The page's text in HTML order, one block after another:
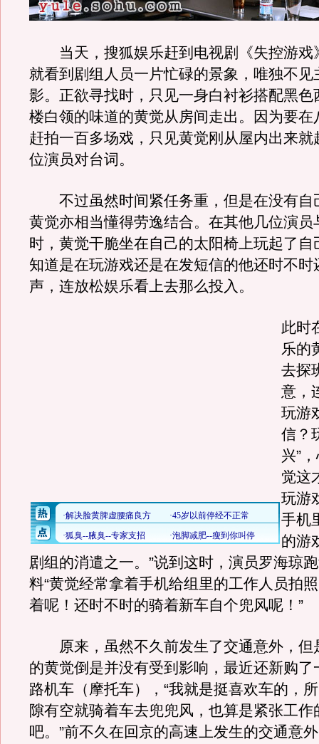
当天，搜狐娱乐赶到电视剧《失控游戏
就看到剧组人员一片忙碌的景象，唯独不见
影。正欲寻找时，只见一身白衬衫搭配黑色
楼白领的味道的黄觉从房间走出。因为要在
赶拍一百多场戏，只见黄觉刚从屋内出来就
位演员对台词。
不过虽然时间紧任务重，但是在没有自
黄觉亦相当懂得劳逸结合。在其他几位演员
时，黄觉干脆坐在自己的太阳椅上玩起了自
知道是在玩游戏还是在发短信的他还时不时
声，连放松娱乐看上去那么投入。
此时
乐的
去探
意，
玩游
信？
兴”
觉这
玩游
手机
的游
剧组的消遣之一。”说到这时，演员罗海琼
料“黄觉经常拿着手机给组里的工作人员拍
着呢！还时不时的骑着新车自个兜风呢！”
原来，虽然不久前发生了交通意外，但
的黄觉倒是并没有受到影响，最近还新购了
路机车（摩托车），“我就是挺喜欢车的，
隙有空就骑着车去兜兜风，也算是紧张工作
吧。”前不久在回京的高速上发生的交通意